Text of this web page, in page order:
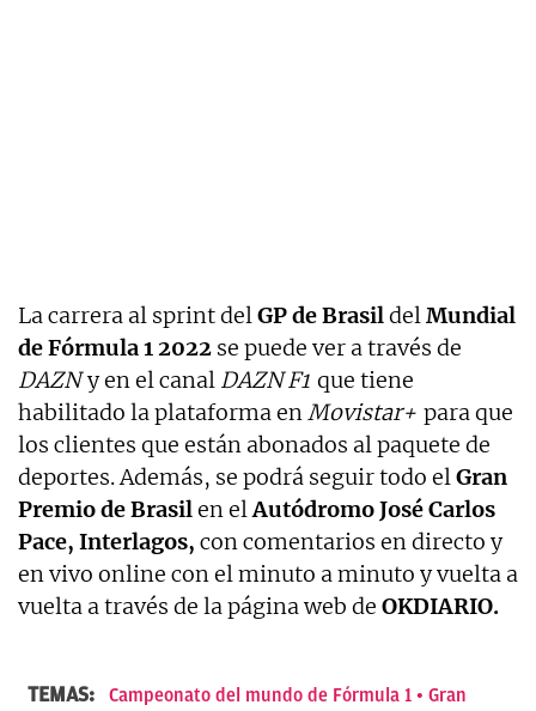
La carrera al sprint delGP de BrasildelMundial
de Fórmula 1 2022 se puede ver a través de
DAZNy en el canal DAZN F1 que tiene
habilitado la plataforma enMovistar+ para que
los clientes que están abonados al paquete de
deportes. Además, se podrá seguir todo elGran
Premio de Brasilen elAutódromo José Carlos
Pace, Interlagos, con comentarios en directo y
en vivo online con el minuto a minuto y vuelta a
vuelta a través de la página web de OKDIARIO.
TEMAS: Campeonato del mundo de Fórmula 1
Gran